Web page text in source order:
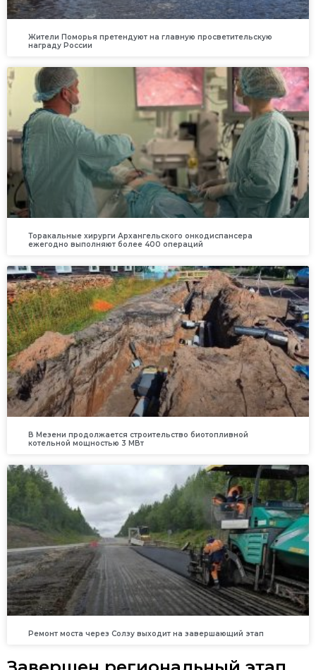
Жители Поморья претендуют на главную просветительскую
награду России
Торакальные хирурги Архангельского онкодиспансера
ежегодно выполняют более 400 операций
В Мезени продолжается строительство биотопливной
котельной мощностью 3 МВт
Ремонт моста через Солзу выходит на завершающий этап